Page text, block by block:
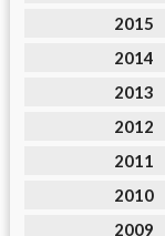
2015
2014
2013
2012
2011
2010
2009